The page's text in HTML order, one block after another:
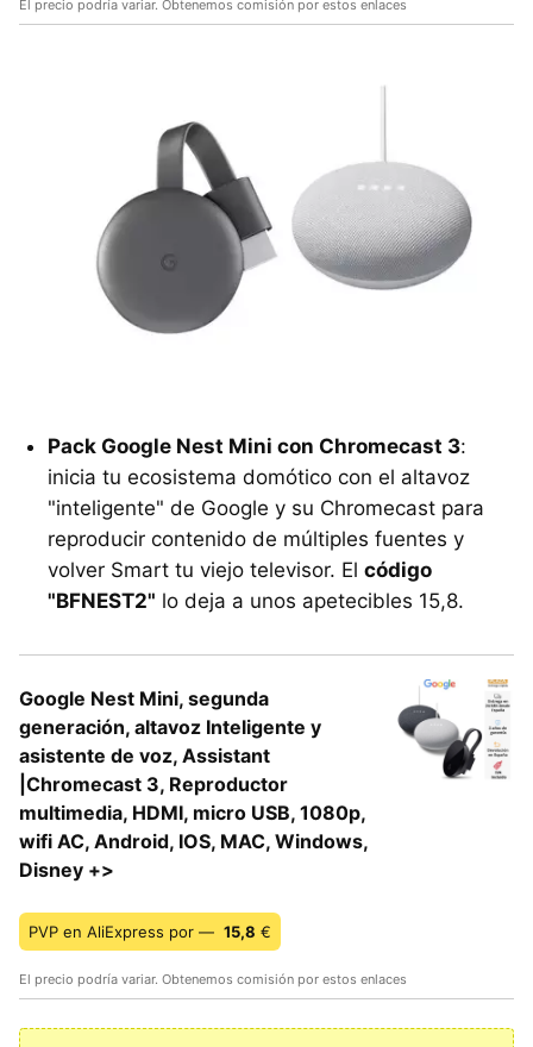
El precio podría variar. Obtenemos comisión por estos enlaces
Pack Google Nest Mini con Chromecast 3:
inicia tu ecosistema domótico con el altavoz
"inteligente" de Google y su Chromecast para
reproducir contenido de múltiples fuentes y
volver Smart tu viejo televisor. El código
"BFNEST2" lo deja a unos apetecibles 15,8.
Google Nest Mini, segunda
generación, altavoz Inteligente y
asistente de voz, Assistant
|Chromecast 3, Reproductor
multimedia, HDMI, micro USB, 1080p,
wifi AC, Android, IOS, MAC, Windows,
Disney +>
PVP en AliExpress por — 15,8 €
El precio podría variar. Obtenemos comisión por estos enlaces